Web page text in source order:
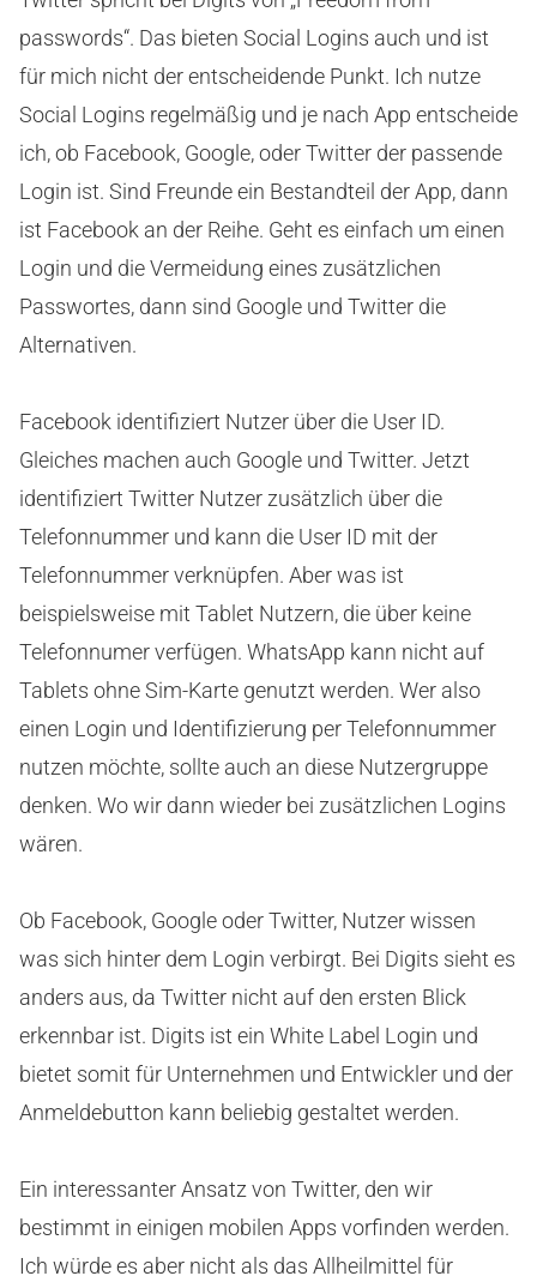
passwords“. Das bieten Social Logins auch und ist
für mich nicht der entscheidende Punkt. Ich nutze
Social Logins regelmäßig und je nach App entscheide
ich, ob Facebook, Google, oder Twitter der passende
Login ist. Sind Freunde ein Bestandteil der App, dann
ist Facebook an der Reihe. Geht es einfach um einen
Login und die Vermeidung eines zusätzlichen
Passwortes, dann sind Google und Twitter die
Alternativen.
Facebook identifiziert Nutzer über die User ID.
Gleiches machen auch Google und Twitter. Jetzt
identifiziert Twitter Nutzer zusätzlich über die
Telefonnummer und kann die User ID mit der
Telefonnummer verknüpfen. Aber was ist
beispielsweise mit Tablet Nutzern, die über keine
Telefonnumer verfügen. WhatsApp kann nicht auf
Tablets ohne Sim-Karte genutzt werden. Wer also
einen Login und Identifizierung per Telefonnummer
nutzen möchte, sollte auch an diese Nutzergruppe
denken. Wo wir dann wieder bei zusätzlichen Logins
wären.
Ob Facebook, Google oder Twitter, Nutzer wissen
was sich hinter dem Login verbirgt. Bei Digits sieht es
anders aus, da Twitter nicht auf den ersten Blick
erkennbar ist. Digits ist ein White Label Login und
bietet somit für Unternehmen und Entwickler und der
Anmeldebutton kann beliebig gestaltet werden.
Ein interessanter Ansatz von Twitter, den wir
bestimmt in einigen mobilen Apps vorfinden werden.
Ich würde es aber nicht als das Allheilmittel für